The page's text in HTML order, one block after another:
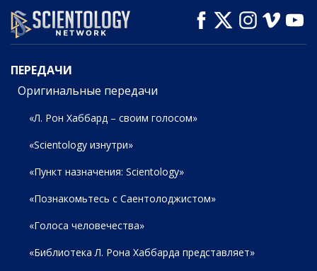
СМОТРЕТЬ СМОТРЕТЬ
СМОТРЕТЬ
ПЕРЕДАЧИ
ПЕРЕДАЧИ
Оригинальные передачи
«Л. Рон Хаббард – своим голосом»
«Scientology изнутри»
«Пункт назначения: Scientology»
«Познакомьтесь с Саентолоджистом»
«Голоса человечества»
«Библиотека Л. Рона Хаббарда представляет»